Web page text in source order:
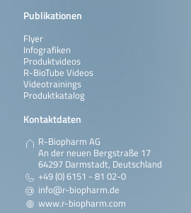
Publikationen
Flyer
Infografiken
Produktvideos
R-BioTube Videos
Videotrainings
Produktkatalog
Kontaktdaten
R-Biopharm AG
An der neuen Bergstraße 17
64297 Darmstadt, Deutschland
+49 (0) 6151 - 81 02-0
info@r-biopharm.de
www.r-biopharm.com